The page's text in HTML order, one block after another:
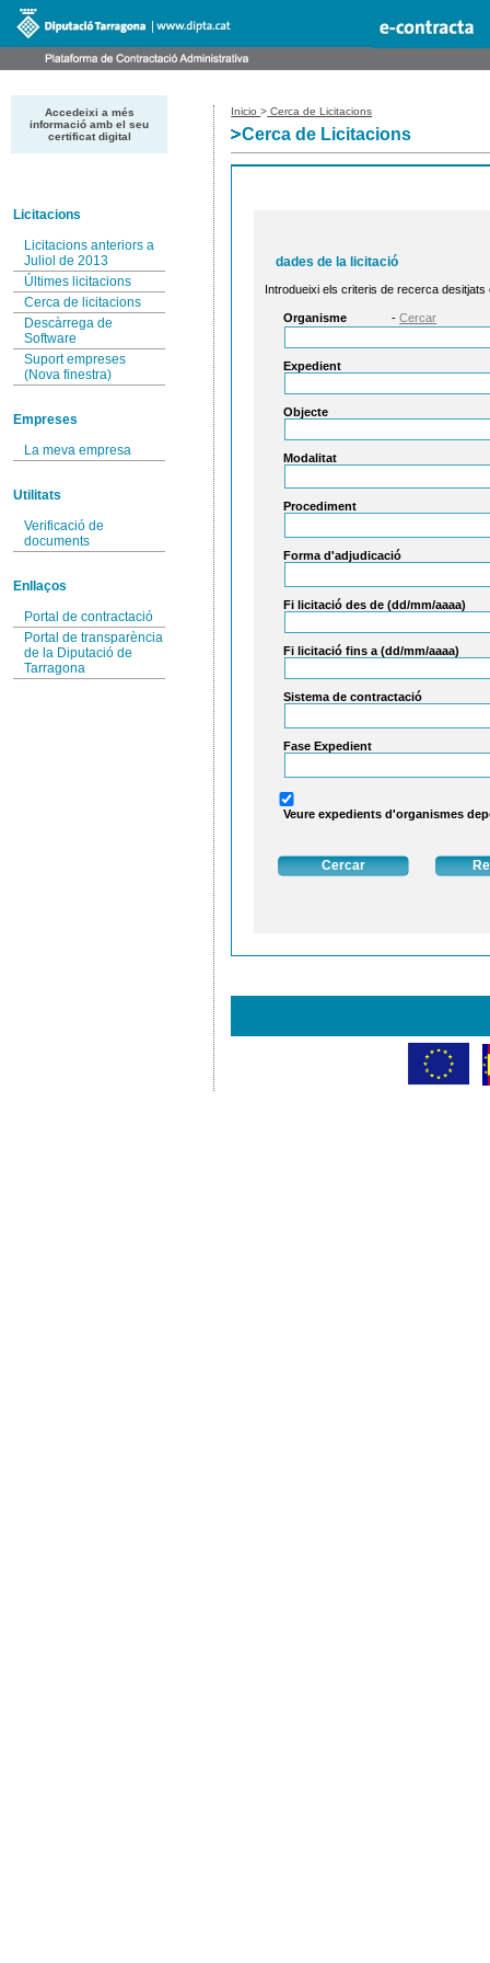
Accedeixi a més
informació amb el seu
certificat digital
Licitacions
Licitacions anteriors a
Juliol de 2013
Últimes licitacions
Cerca de licitacions
Descàrrega de
Software
Suport empreses
(Nova finestra)
Empreses
La meva empresa
Utilitats
Verificació de
documents
Enllaços
Portal de contractació
Portal de transparència
de la Diputació de
Tarragona
Inicio> Cerca de Licitacions
Cerca de Licitacions
Introdueixi els criteris de recerca desitjats
dades de la licitació
Organisme -Cercar
Expedient
Objecte
Modalitat
Procediment
Forma d'adjudicació
Fi licitació des de (dd/mm/aaaa)
Fi licitació fins a (dd/mm/aaaa)
Sistema de contractació
Fase Expedient
Veure expedients d'organismes